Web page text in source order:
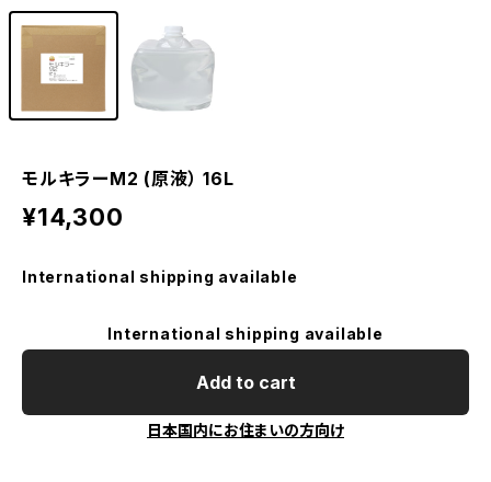
モルキラーM2 (原液） 16L
¥14,300
International shipping available
International shipping available
Add to cart
日本国内にお住まいの方向け